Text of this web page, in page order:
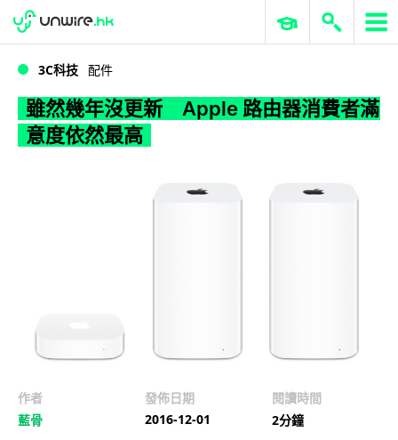
WWDC 2026 ERP 與商業 AI
3C科技 配件
雖然幾年沒更新 Apple 路由器消費者滿
意度依然最高
作者
藍骨
發佈日期
2016-12-01
閱讀時間
2分鐘